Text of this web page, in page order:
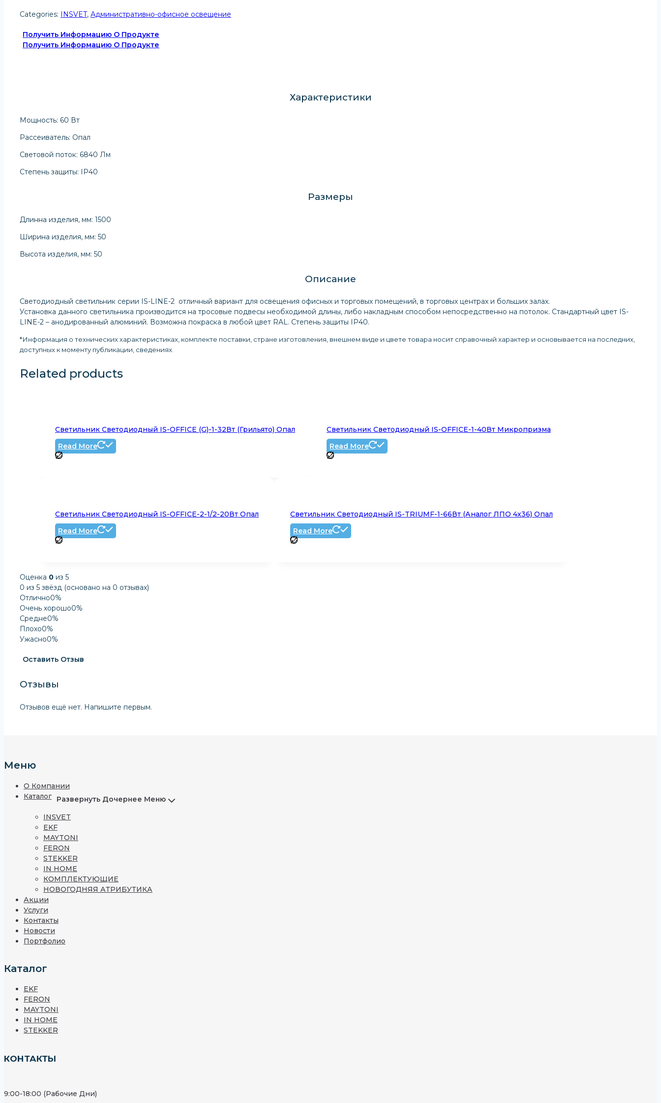
Categories: INSVET, Административно-офисное освещение
Получить Информацию О Продукте
Получить Информацию О Продукте
Характеристики
Мощность: 60 Вт
Рассеиватель: Опал
Световой поток: 6840 Лм
Степень защиты: IP40
Размеры
Длинна изделия, мм: 1500
Ширина изделия, мм: 50
Высота изделия, мм: 50
Описание
Светодиодный светильник серии IS-LINE-2 отличный вариант для освещения офисных и торговых помещений, в торговых центрах и больших залах.
Установка данного светильника производится на тросовые подвесы необходимой длины, либо накладным способом непосредственно на потолок. Стандартный цвет IS-
LINE-2 – анодированный алюминий. Возможна покраска в любой цвет RAL. Степень защиты IP40.
*Информация о технических характеристиках, комплекте поставки, стране изготовления, внешнем виде и цвете товара носит справочный характер и основывается на последних,
доступных к моменту публикации, сведениях.
Related products
Светильник Светодиодный IS-OFFICE (G)-1-32Вт (Грильято) Опал
Read More
Светильник Светодиодный IS-OFFICE-1-40Вт Микропризма
Read More
Светильник Светодиодный IS-OFFICE-2-1/2-20Вт Опал
Read More
Светильник Светодиодный IS-TRIUMF-1-66Вт (аналог ЛПО 4х36) Опал
Read More
Оценка 0 из 5
0 из 5 звёзд (основано на 0 отзывах)
Отлично0%
Очень хорошо0%
Средне0%
Плохо0%
Ужасно0%
Оставить Отзыв
Отзывы
Отзывов ещё нет. Напишите первым.
Меню
О Компании
Каталог
Развернуть Дочернее Меню
INSVET
EKF
MAYTONI
FERON
STEKKER
IN HOME
КОМПЛЕКТУЮЩИЕ
НОВОГОДНЯЯ АТРИБУТИКА
Акции
Услуги
Контакты
Новости
Портфолио
Каталог
EKF
FERON
MAYTONI
IN HOME
STEKKER
КОНТАКТЫ
9:00-18:00 (Рабочие Дни)